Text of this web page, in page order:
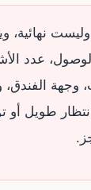
وليست نهائية،
عدد
وجهة الفندق،
طويل أو